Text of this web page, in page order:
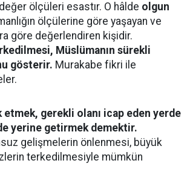
ölçüleri esastır. O hâlde olgun
ölçülerine göre yaşayan ve
göre değerlendiren kişidir.
Müslümanın sürekli
gösterir. Murakabe fikri ile
etmek, gerekli olanı icap eden yerde
yerine getirmek demektir.
gelişmelerin önlenmesi, büyük
terkedilmesiyle mümkün